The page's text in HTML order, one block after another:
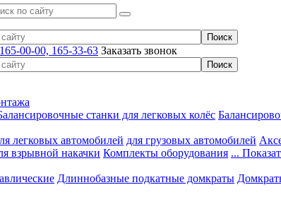
00-00, 165-33-63 Заказать звонок
станки для легковых колёс
легковых автомобилей для грузовых автомобилей
взрывной накачки Комплекты оборудования ...
Длиннобазные подкатные домкраты